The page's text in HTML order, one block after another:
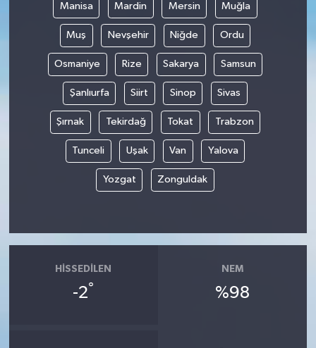
Manisa Mardin Mersin Muğla
Muş Nevşehir Niğde Ordu
Osmaniye Rize Sakarya Samsun
Şanlıurfa Siirt Sinop Sivas
Şırnak Tekirdağ Tokat Trabzon
Tunceli Uşak Van Yalova
Yozgat Zonguldak
HISSEDILEN
-2°
NEM
%98